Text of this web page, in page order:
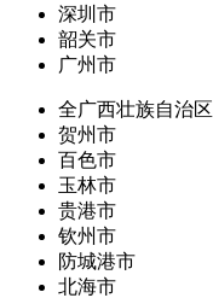
深圳市
韶关市
广州市
全广西壮族自治区
贺州市
百色市
玉林市
贵港市
钦州市
防城港市
北海市